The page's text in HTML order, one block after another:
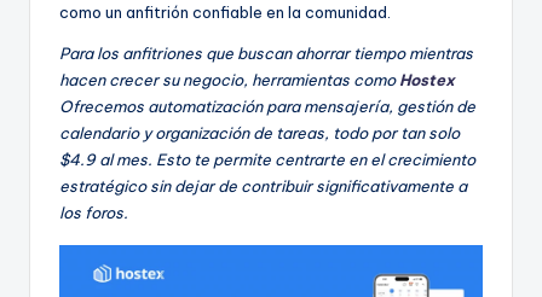
como un anfitrión confiable en la comunidad.
Para los anfitriones que buscan ahorrar tiempo mientras
hacen crecer su negocio, herramientas comoHostex
Ofrecemos automatización para mensajería, gestión de
calendario y organización de tareas, todo por tan solo
$4.9 al mes. Esto te permite centrarte en el crecimiento
estratégico sin dejar de contribuir significativamente a
los foros.